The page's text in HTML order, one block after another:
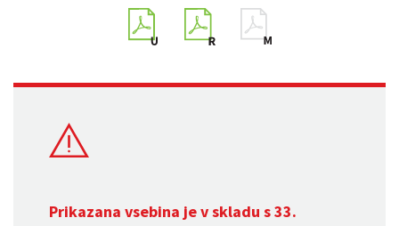
Prikazana vsebina je v skladu s 33.